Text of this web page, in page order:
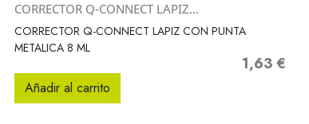
 Vista rápida
CORRECTOR Q-CONNECT LAPIZ...
CORRECTOR Q-CONNECT LAPIZ CON PUNTA
METALICA 8 ML
Precio
1,63 €
Añadir al carrito